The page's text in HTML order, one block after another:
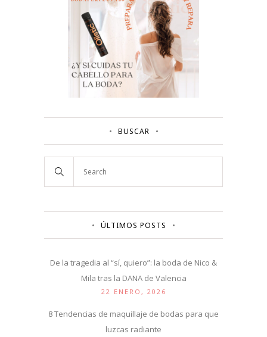
BUSCAR
ÚLTIMOS POSTS
De la tragedia al “sí, quiero”: la boda de Nico &
Mila tras la DANA de Valencia
22 ENERO, 2026
8 Tendencias de maquillaje de bodas para que
luzcas radiante